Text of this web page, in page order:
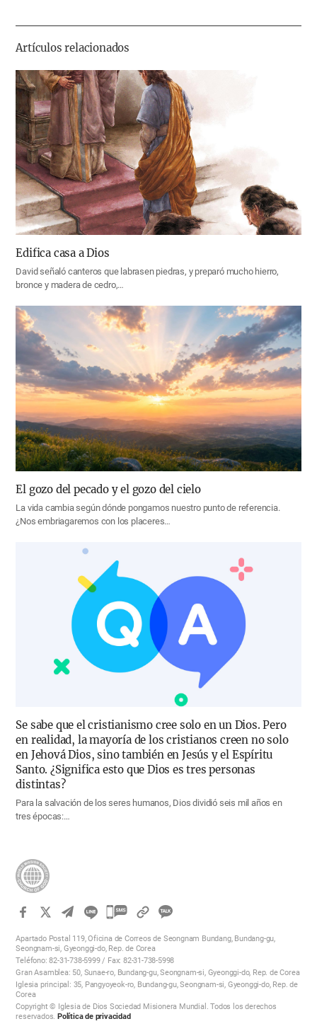
기
Artículos relacionados
Edifica casa a Dios
David señaló canteros que labrasen piedras, y preparó mucho hierro,
bronce y madera de cedro,…
El gozo del pecado y el gozo del cielo
La vida cambia según dónde pongamos nuestro punto de referencia.
¿Nos embriagaremos con los placeres…
Se sabe que el cristianismo cree solo en un Dios. Pero
en realidad, la mayoría de los cristianos creen no solo
en Jehová Dios, sino también en Jesús y el Espíritu
Santo. ¿Significa esto que Dios es tres personas
distintas?
Para la salvación de los seres humanos, Dios dividió seis mil años en
tres épocas:…
카
오
톡
공
하
Apartado Postal 119, Oficina de Correos de Seongnam Bundang, Bundang-gu,
Seongnam-si, Gyeonggi-do, Rep. de Corea
Teléfono: 82-31-738-5999 / Fax: 82-31-738-5998
Gran Asamblea: 50, Sunae-ro, Bundang-gu, Seongnam-si, Gyeonggi-do, Rep. de Corea
Iglesia principal: 35, Pangyoyeok-ro, Bundang-gu, Seongnam-si, Gyeonggi-do, Rep. de
Corea
Copyright © Iglesia de Dios Sociedad Misionera Mundial. Todos los derechos
reservados. Política de privacidad